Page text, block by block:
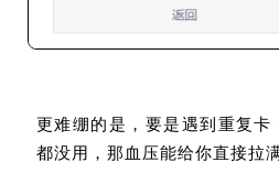
更难绷的是，要是遇到重复卡
都没用，那血压能给你直接拉满